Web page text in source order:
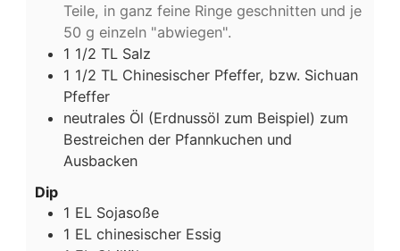
Teile, in ganz feine Ringe geschnitten und je
50 g einzeln "abwiegen".
1 1/2 TL Salz
1 1/2 TL Chinesischer Pfeffer, bzw. Sichuan
Pfeffer
neutrales Öl (Erdnussöl zum Beispiel) zum
Bestreichen der Pfannkuchen und
Ausbacken
Dip
1 EL Sojasoße
1 EL chinesischer Essig